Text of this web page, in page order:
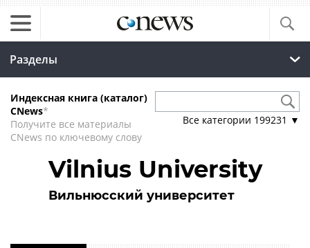
Разделы
Индексная книга (каталог)
CNews*
Получите все материалы
CNews по ключевому слову
Все категории 199231 ▼
Vilnius University
Вильнюсский университет